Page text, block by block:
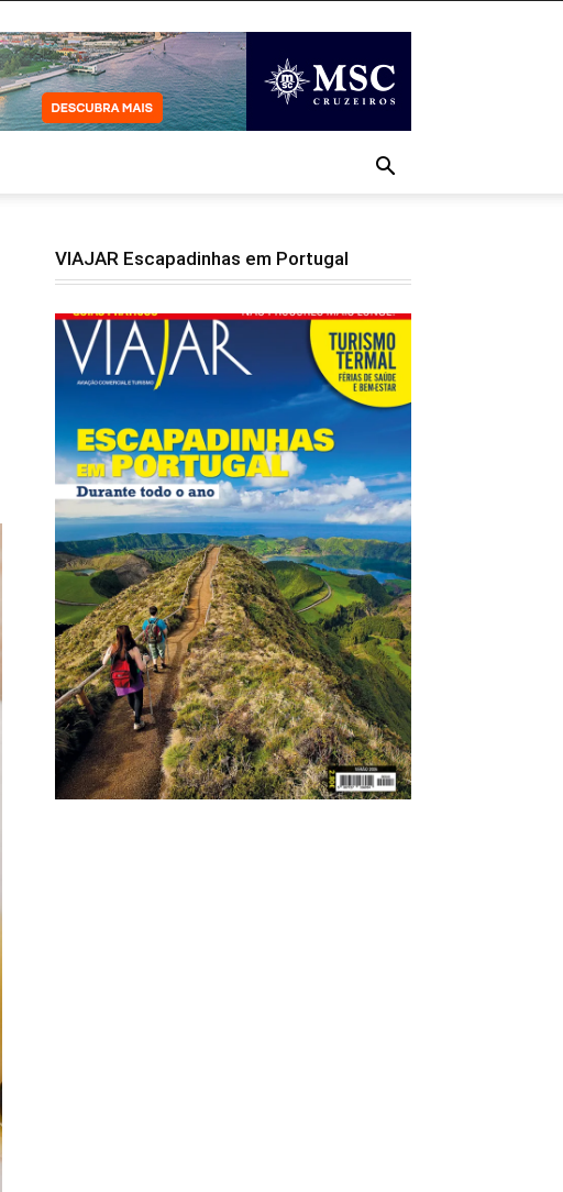
VIAJAR Escapadinhas em Portugal